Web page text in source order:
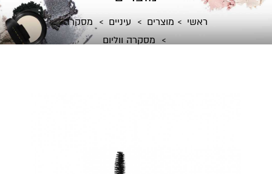
ראשי מוצרים עיניים
מסקרה
מסקרה ווליום